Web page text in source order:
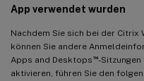
App verwendet wurden
Nachdem Sie sich bei der Citrix
können Sie andere
Apps and Desktops ™-Sitzungen
aktivieren, führen Sie den